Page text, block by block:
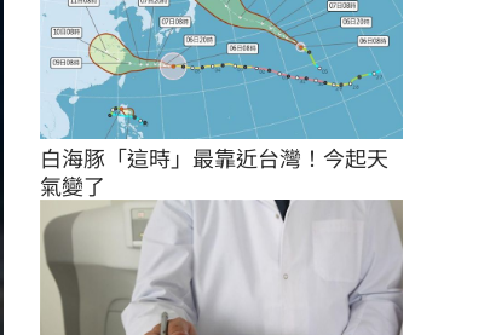
白海豚「這時」最靠近台灣！今起天
氣變了